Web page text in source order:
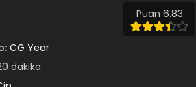
Puan 6.83
CG Year
dakika